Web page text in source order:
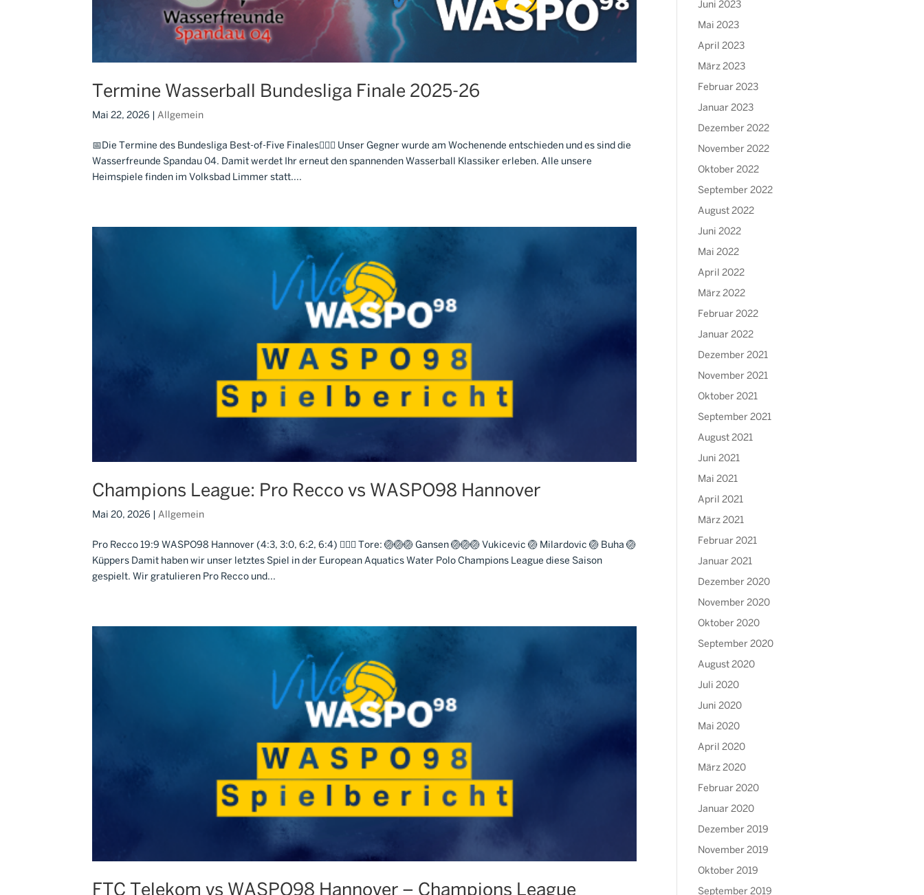
Termine Wasserball Bundesliga Finale 2025-26
Mai 22, 2026 |Allgemein
📅Die Termine des Bundesliga Best-of-Five Finales🤽🏼‍♂️ Unser Gegner wurde am Wochenende entschieden und es sind die
Wasserfreunde Spandau 04. Damit werdet Ihr erneut den spannenden Wasserball Klassiker erleben. Alle unsere
Heimspiele finden im Volksbad Limmer statt....
Champions League: Pro Recco vs WASPO98 Hannover
Mai 20, 2026 |Allgemein
Pro Recco 19:9 WASPO98 Hannover (4:3, 3:0, 6:2, 6:4) 🤽🏼‍♂️ Tore: 🏐🏐🏐 Gansen 🏐🏐🏐 Vukicevic 🏐 Milardovic 🏐 Buha 🏐
Küppers Damit haben wir unser letztes Spiel in der European Aquatics Water Polo Champions League diese Saison
gespielt. Wir gratulieren Pro Recco und...
FTC Telekom vs WASPO98 Hannover – Champions League
Juni 2023
Mai 2023
April 2023
März 2023
Februar 2023
Januar 2023
Dezember 2022
November 2022
Oktober 2022
September 2022
August 2022
Juni 2022
Mai 2022
April 2022
März 2022
Februar 2022
Januar 2022
Dezember 2021
November 2021
Oktober 2021
September 2021
August 2021
Juni 2021
Mai 2021
April 2021
März 2021
Februar 2021
Januar 2021
Dezember 2020
November 2020
Oktober 2020
September 2020
August 2020
Juli 2020
Juni 2020
Mai 2020
April 2020
März 2020
Februar 2020
Januar 2020
Dezember 2019
November 2019
Oktober 2019
September 2019